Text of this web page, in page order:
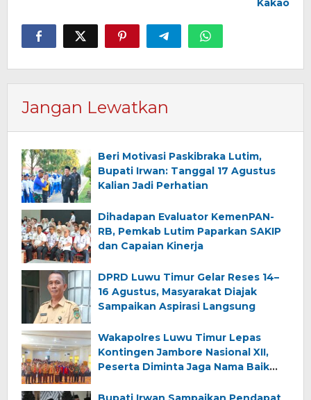
Kakao
Jangan Lewatkan
Beri Motivasi Paskibraka Lutim,
Bupati Irwan: Tanggal 17 Agustus
Kalian Jadi Perhatian
Dihadapan Evaluator KemenPAN-
RB, Pemkab Lutim Paparkan SAKIP
dan Capaian Kinerja
DPRD Luwu Timur Gelar Reses 14–
16 Agustus, Masyarakat Diajak
Sampaikan Aspirasi Langsung
Wakapolres Luwu Timur Lepas
Kontingen Jambore Nasional XII,
Peserta Diminta Jaga Nama Baik